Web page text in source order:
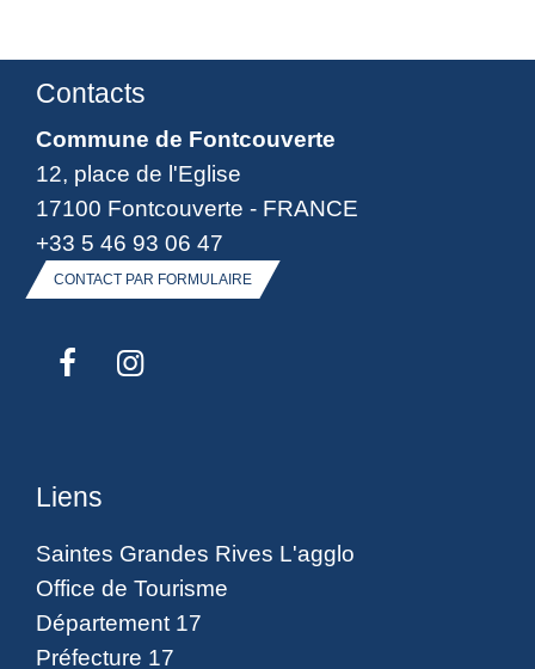
Contacts
Commune de Fontcouverte
12, place de l'Eglise
17100 Fontcouverte - FRANCE
+33 5 46 93 06 47
CONTACT PAR FORMULAIRE
Liens
Saintes Grandes Rives L'agglo
Office de Tourisme
Département 17
Préfecture 17